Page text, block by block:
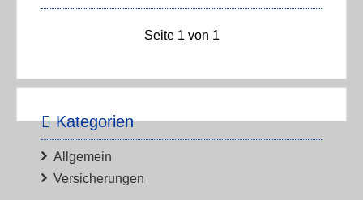
Seite 1 von 1
Kategorien
Allgemein
Versicherungen